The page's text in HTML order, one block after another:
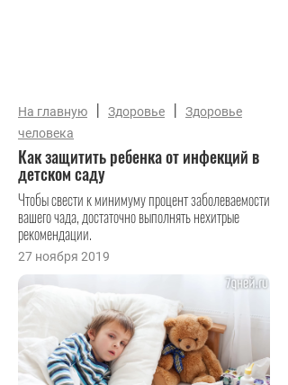
На главную | Здоровье |
Здоровье
человека
Как защитить ребенка от инфекций в
детском саду
Чтобы свести к минимуму процент заболеваемости
вашего чада, достаточно выполнять нехитрые
рекомендации.
27 ноября 2019